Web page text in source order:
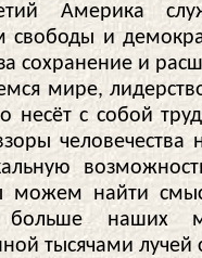
Америка
и
сохранение и
мире,
несёт с собой
найти
больше наших
тысячами лучей